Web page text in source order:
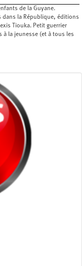
de la Guyane.
dans la République, éditions
Tiouka. Petit guerrier
à la jeunesse (et à tous les